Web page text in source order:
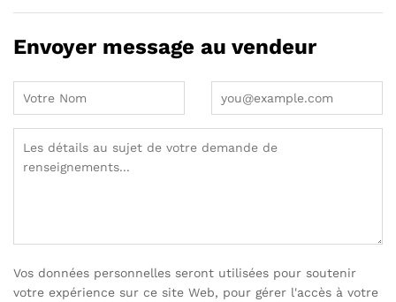
Envoyer message au vendeur
Vos données personnelles seront utilisées pour soutenir
votre expérience sur ce site Web, pour gérer l'accès à votre